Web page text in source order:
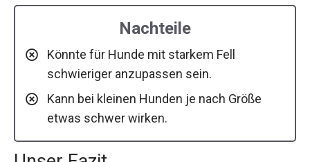
Nachteile
Könnte für Hunde mit starkem Fell
schwieriger anzupassen sein.
Kann bei kleinen Hunden je nach Größe
etwas schwer wirken.